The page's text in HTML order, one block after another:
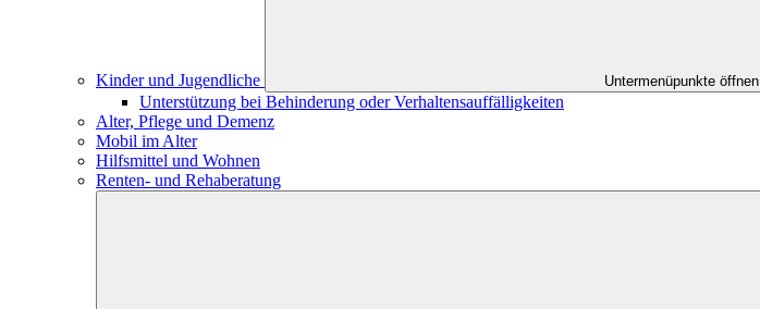
Kinder und Jugendliche Untermenüpunkte öffnen
Unterstützung bei Behinderung oder Verhaltensauffälligkeiten
Alter, Pflege und Demenz
Mobil im Alter
Hilfsmittel und Wohnen
Renten- und Rehaberatung